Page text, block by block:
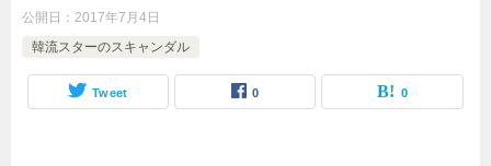
公開日： 2017年7月4日
韓流スターのスキャンダル
Tweet 0 0